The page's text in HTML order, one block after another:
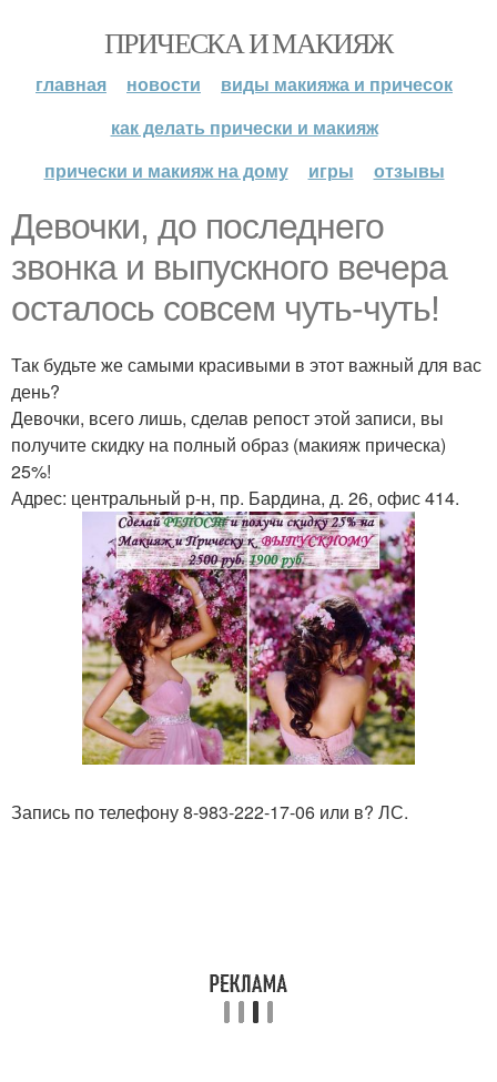
ПРИЧЕСКА И МАКИЯЖ
главная новости
виды макияжа и причесок
как делать прически и макияж
прически и макияж на дому
игры отзывы
Девочки, до последнего
звонка и выпускного вечера
осталось совсем чуть-чуть!
Так будьте же самыми красивыми в этот важный для вас
день?
Девочки, всего лишь, сделав репост этой записи, вы
получите скидку на полный образ (макияж прическа)
25%!
Адрес: центральный р-н, пр. Бардина, д. 26, офис 414.
Запись по телефону 8-983-222-17-06 или в? ЛС.